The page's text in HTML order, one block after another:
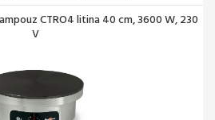
CTRO4 litina 40 cm, 3600 W, 230
V